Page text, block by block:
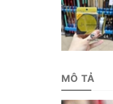
MÔ TẢ